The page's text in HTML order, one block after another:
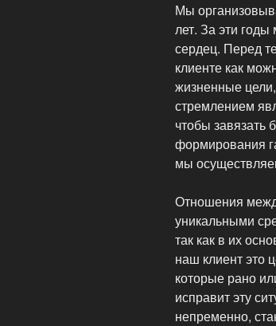
Мы
лет. За эти
сердец. Перед
клиенте как
жизненные
стремлением
чтобы завязать
формирования
мы
Отношения
уникальными
так как в их
наш клиент это
которые рано
исправит эту
непременно,